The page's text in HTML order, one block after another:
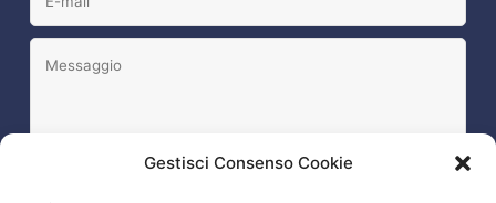
Gestisci Consenso Cookie